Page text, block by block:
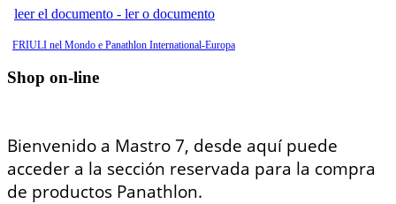
leer el documento - ler o documento
FRIULI nel Mondo e Panathlon International-Europa
Shop on-line
Bienvenido a Mastro 7, desde aquí puede
acceder a la sección reservada para la compra
de productos Panathlon.